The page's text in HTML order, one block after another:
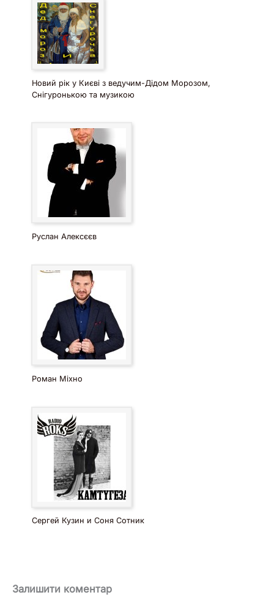
Новий рік у Києві з ведучим-Дідом Морозом,
Снігуронькою та музикою
Руслан Алексєєв
Роман Міхно
Сергей Кузин и Соня Сотник
Залишити коментар